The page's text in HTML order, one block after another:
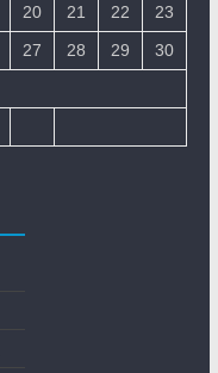
20 21 22
23
27 28 29
30